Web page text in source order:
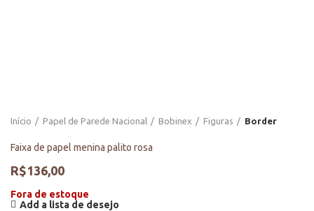
Início Papel de Parede Nacional Bobinex Figuras Border
Faixa de papel menina palito rosa
R$136,00
Fora de estoque
Add a lista de desejo